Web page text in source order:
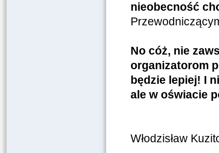
nieobecność
No cóż, nie
organizatorom
będzie lepiej! I
ale w oświacie
Włodzisław